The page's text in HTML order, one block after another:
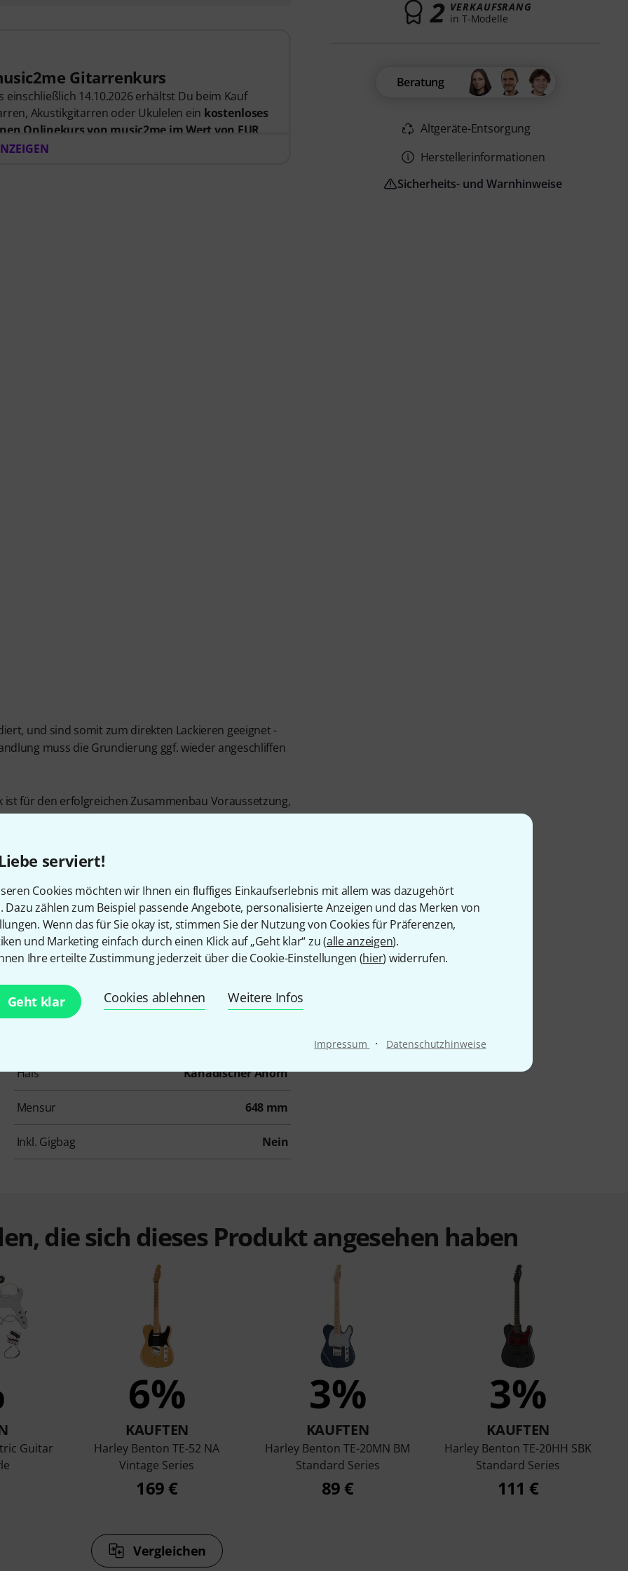
serviert!
Cookies möchten wir Ihnen ein fluffiges Einkaufserlebnis mit allem was dazugehört
Dazu zählen zum Beispiel passende Angebote, personalisierte Anzeigen und das Merken von
Wenn das für Sie okay ist, stimmen Sie der Nutzung von Cookies für Präferenzen,
und Marketing einfach durch einen Klick auf „Geht klar“ zu (alle anzeigen).
Ihre erteilte Zustimmung jederzeit über die Cookie-Einstellungen (hier) widerrufen.
Geht klar Cookies ablehnen Weitere Infos
Impressum · Datenschutzhinweise
Gitarrenkurs
einschließlich 14.10.2026 erhältst Du beim Kauf
Akustikgitarren oder Ukulelen ein kostenloses
Onlinekurs von music2me im Wert von EUR
Bestellung bekommst du den Freischaltcode
mit dem deutschen Bildungs-Award
und Fortgeschrittene – von Pop, Rock und
und sind somit zum direkten Lackieren geeignet -
muss die Grundierung ggf. wieder angeschliffen
ist für den erfolgreichen Zusammenbau Voraussetzung,
Artikelnummer 115991
Griffbrett Laurel
Hals Kanadischer Ahorn
Mensur 648 mm
Inkl. Gigbag Nein
2 VERKAUFSRANG
in T-Modelle
Beratung
Altgeräte-Entsorgung
Herstellerinformationen
Sicherheits- und Warnhinweise
die sich dieses Produkt angesehen haben
Guitar
6%
KAUFTEN
Harley Benton TE-52 NA
Vintage Series
169 €
3%
KAUFTEN
Harley Benton TE-20MN BM
Standard Series
89 €
3%
KAUFTEN
Harley Benton TE-20HH SBK
Standard Series
111 €
Vergleichen